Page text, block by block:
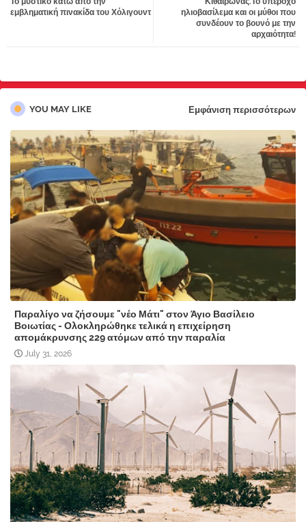
ηλιοβασίλεμα και οι μύθοι που
συνδέουν το βουνό με την
αρχαιότητα!
εμβληματική πινακίδα του Χόλιγουντ
YOU MAY LIKE Εμφάνιση περισσότερων
Παραλίγο να ζήσουμε "νέο Μάτι" στον Άγιο Βασίλειο
Βοιωτίας - Ολοκληρώθηκε τελικά η επιχείρηση
απομάκρυνσης 229 ατόμων από την παραλία
July 31, 2026